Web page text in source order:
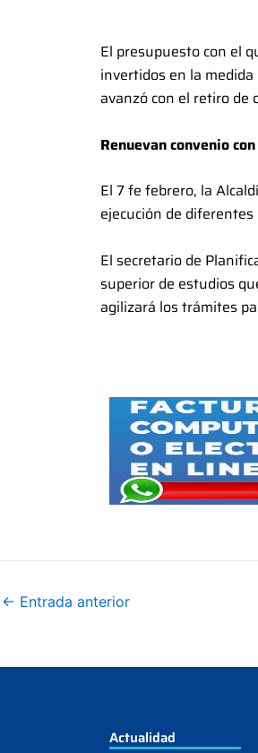
El presupuesto con el
invertidos en la
avanzó con el retiro de
Renuevan convenio
El 7 fe febrero, la
ejecución de
El secretario de
superior de estudios
agilizará los trámites
← Entrada anterior
Actualidad